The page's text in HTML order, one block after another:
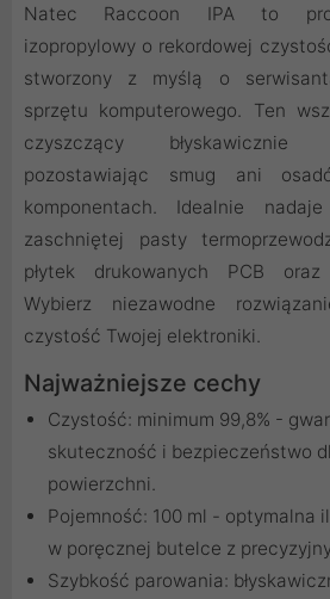
Natec Raccoon IPA to
izopropylowy o rekordowej
stworzony z myślą o
sprzętu komputerowego. Ten
czyszczący
pozostawiając smug ani
komponentach. Idealnie
zaschniętej pasty
płytek drukowanych PCB
Wybierz niezawodne
czystość Twojej elektroniki.
Najważniejsze cechy
Czystość: minimum 99,8% -
skuteczność i bezpieczeństwo
powierzchni.
Pojemność: 100 ml - optymalna
w poręcznej butelce z
Szybkość parowania: